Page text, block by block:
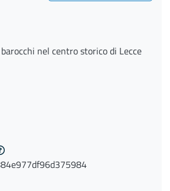
nel centro storico di Lecce